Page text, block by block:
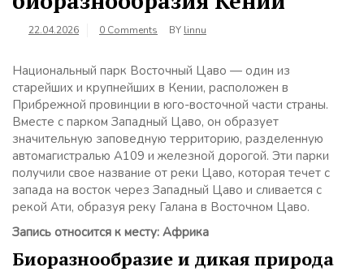
22.04.2026 0 Comments BY linnu
Национальный парк Восточный Цаво — один из
старейших и крупнейших в Кении, расположен в
Прибрежной провинции в юго-восточной части страны.
Вместе с парком Западный Цаво, он образует
значительную заповедную территорию, разделенную
автомагистралью A109 и железной дорогой. Эти парки
получили свое название от реки Цаво, которая течет с
запада на восток через Западный Цаво и сливается с
рекой Ати, образуя реку Галана в Восточном Цаво.
Запись относится к месту: Африка
Биоразнообразие и дикая природа